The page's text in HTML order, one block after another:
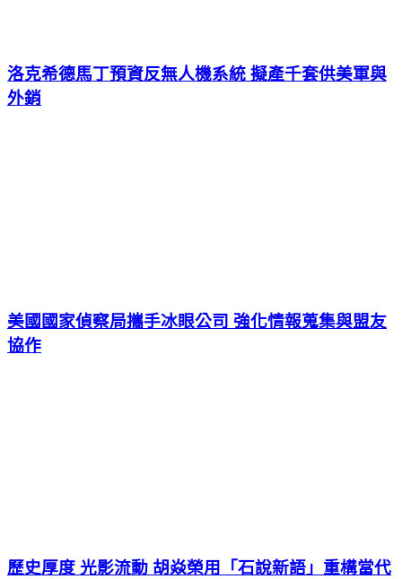
洛克希德馬丁預資反無人機系統 擬產千套供美軍與
外銷
美國國家偵察局攜手冰眼公司 強化情報蒐集與盟友
協作
歷史厚度 光影流動 胡焱榮用「石說新語」重構當代